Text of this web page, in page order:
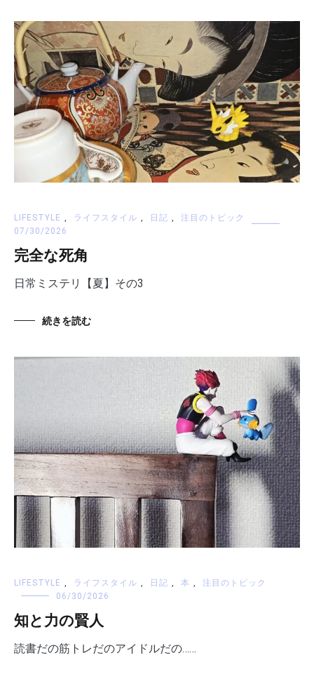
LIFESTYLE , ライフスタイル , 日記 ,
注目のトピック
07/30/2026
完全な死角
日常ミステリ【夏】その3
続きを読む
LIFESTYLE , ライフスタイル , 日記 , 本 ,
注目のトピック
06/30/2026
知と力の賢人
読書だの筋トレだのアイドルだの……